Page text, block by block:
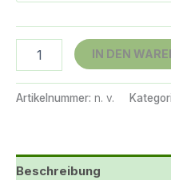
IN DEN
Artikelnummer: n. v.
Beschreibung